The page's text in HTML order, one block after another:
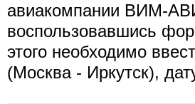
авиакомпании ВИМ-
воспользовавшись
этого необходимо
(Москва - Иркутск),